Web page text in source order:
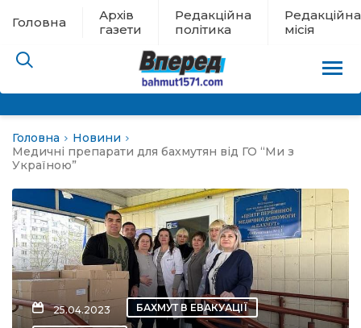
Головна
Архів
газети
Редакційна
політика
Редакційна
місія
евакуації
новини
Головна
Новини
Медичні препарати для бахмутян від ГО “Ми з
Україною”
25.04.2023 БАХМУТ В ЕВАКУАЦІЇ